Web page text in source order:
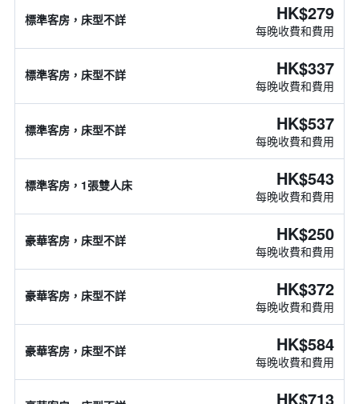
標準客房，床型不詳 HK$279
每晚收費和費用
標準客房，床型不詳 HK$337
每晚收費和費用
標準客房，床型不詳 HK$537
每晚收費和費用
標準客房，1張雙人床 HK$543
每晚收費和費用
豪華客房，床型不詳 HK$250
每晚收費和費用
豪華客房，床型不詳 HK$372
每晚收費和費用
豪華客房，床型不詳 HK$584
每晚收費和費用
HK$713